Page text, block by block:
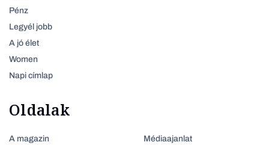
Pénz
Legyél jobb
A jó élet
Women
Napi címlap
Oldalak
A magazin Médiaajanlat